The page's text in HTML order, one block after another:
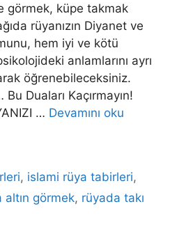
görmek, küpe takmak
rüyanızın Diyanet ve
hem iyi ve kötü
anlamlarını ayrı
öğrenebileceksiniz.
Duaları Kaçırmayın!
… Devamını oku
, islami rüya tabirleri,
altın görmek, rüyada takı